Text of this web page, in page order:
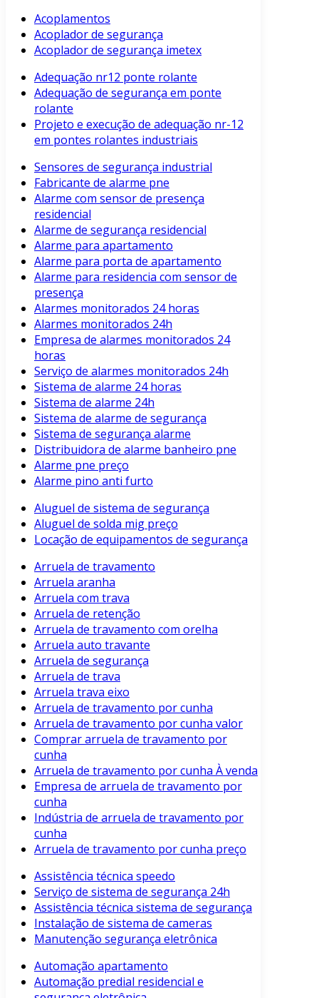
Acoplamentos
Acoplador de segurança
Acoplador de segurança imetex
Adequação nr12 ponte rolante
Adequação de segurança em ponte
rolante
Projeto e execução de adequação nr-12
em pontes rolantes industriais
Sensores de segurança industrial
Fabricante de alarme pne
Alarme com sensor de presença
residencial
Alarme de segurança residencial
Alarme para apartamento
Alarme para porta de apartamento
Alarme para residencia com sensor de
presença
Alarmes monitorados 24 horas
Alarmes monitorados 24h
Empresa de alarmes monitorados 24
horas
Serviço de alarmes monitorados 24h
Sistema de alarme 24 horas
Sistema de alarme 24h
Sistema de alarme de segurança
Sistema de segurança alarme
Distribuidora de alarme banheiro pne
Alarme pne preço
Alarme pino anti furto
Aluguel de sistema de segurança
Aluguel de solda mig preço
Locação de equipamentos de segurança
Arruela de travamento
Arruela aranha
Arruela com trava
Arruela de retenção
Arruela de travamento com orelha
Arruela auto travante
Arruela de segurança
Arruela de trava
Arruela trava eixo
Arruela de travamento por cunha
Arruela de travamento por cunha valor
Comprar arruela de travamento por
cunha
Arruela de travamento por cunha À venda
Empresa de arruela de travamento por
cunha
Indústria de arruela de travamento por
cunha
Arruela de travamento por cunha preço
Assistência técnica speedo
Serviço de sistema de segurança 24h
Assistência técnica sistema de segurança
Instalação de sistema de cameras
Manutenção segurança eletrônica
Automação apartamento
Automação predial residencial e